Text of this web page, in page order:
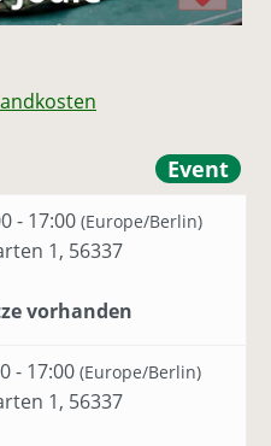
Event
- 17:00(Europe/Berlin)
1, 56337
vorhanden
- 17:00(Europe/Berlin)
1, 56337